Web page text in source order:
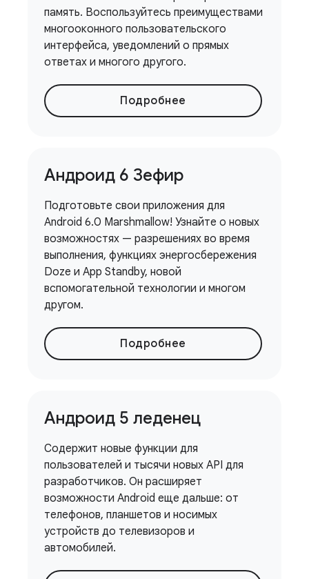
память. Воспользуйтесь преимуществами
многооконного пользовательского
интерфейса, уведомлений о прямых
ответах и ​​многого другого.
Подробнее
Андроид 6 Зефир
Подготовьте свои приложения для
Android 6.0 Marshmallow! Узнайте о новых
возможностях — разрешениях во время
выполнения, функциях энергосбережения
Doze и App Standby, новой
вспомогательной технологии и многом
другом.
Подробнее
Андроид 5 леденец
Содержит новые функции для
пользователей и тысячи новых API для
разработчиков. Он расширяет
возможности Android еще дальше: от
телефонов, планшетов и носимых
устройств до телевизоров и
автомобилей.